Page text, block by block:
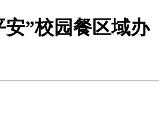
”校园餐区域办